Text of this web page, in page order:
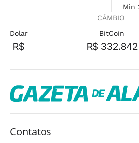
Min
CÂMBIO
Dolar
R$
BitCoin
R$ 332.842
Contatos